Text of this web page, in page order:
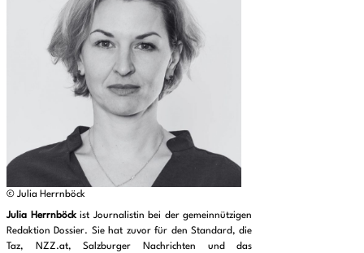
© Julia Herrnböck
Julia Herrnböckist Journalistin bei der gemeinnützigen
Redaktion Dossier. Sie hat zuvor für den Standard, die
Taz, NZZ.at, Salzburger Nachrichten und das